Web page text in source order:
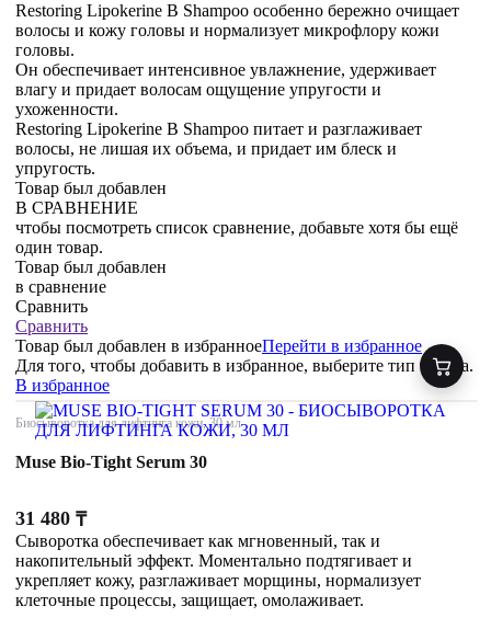
Restoring Lipokerine B Shampoo особенно бережно очищает
волосы и кожу головы и нормализует микрофлору кожи
головы.
Он обеспечивает интенсивное увлажнение, удерживает
влагу и придает волосам ощущение упругости и
ухоженности.
Restoring Lipokerine B Shampoo питает и разглаживает
волосы, не лишая их объема, и придает им блеск и
упругость.
Товар был добавлен
В СРАВНЕНИЕ
чтобы посмотреть список сравнение, добавьте хотя бы ещё
один товар.
Товар был добавлен
в сравнение
Сравнить
Сравнить
Товар был добавлен в избранноеПерейти в избранное
Для того, чтобы добавить в избранное, выберите тип товара.
В избранное
Биосыворотка для лифтинга кожи, 30 мл
Muse Bio-Tight Serum 30
31 480 ₸
Сыворотка обеспечивает как мгновенный, так и
накопительный эффект. Моментально подтягивает и
укрепляет кожу, разглаживает морщины, нормализует
клеточные процессы, защищает, омолаживает.